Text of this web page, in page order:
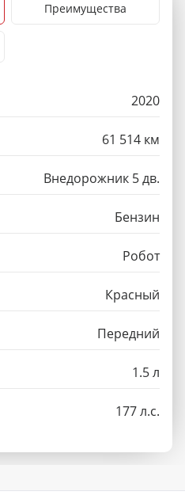
Преимущества
2020
61 514 км
Внедорожник 5 дв.
Бензин
Робот
Красный
Передний
1.5 л
177 л.с.